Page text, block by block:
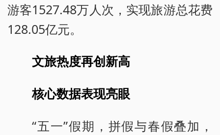
游客1527.48万人次，实现旅游总花费
128.05亿元。
文旅热度再创新高
核心数据表现亮眼
“五一”假期，拼假与春假叠加，